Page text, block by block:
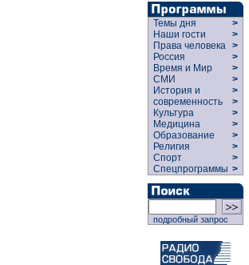
Темы дня
>
Наши гости
>
Права человека >
Россия
>
Время и Мир
>
СМИ
>
История и
современность
>
>
Культура
>
Медицина
>
Образование
>
Религия
>
Спорт
>
Спецпрограммы >
подробный запрос